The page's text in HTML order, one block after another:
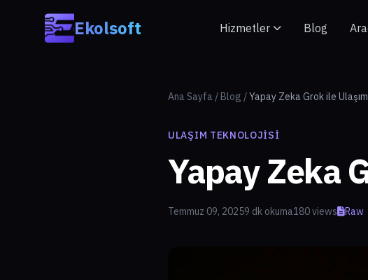
Ekolsoft Hizmetler Blog
Ana Sayfa / Blog /Yapay Zeka Grok ile
ULAŞIM TEKNOLOJISI
Yapay Zeka
Temmuz 09, 20259 dk okuma180 views Raw